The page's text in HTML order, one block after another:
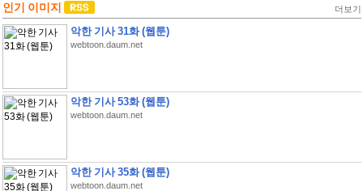
인기 이미지 더보기
악한 기사 31화 (웹툰)
webtoon.daum.net
악한 기사 53화 (웹툰)
webtoon.daum.net
악한 기사 35화 (웹툰)
webtoon.daum.net